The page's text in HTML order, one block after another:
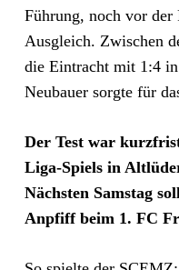
Führung, noch vor der
Ausgleich. Zwischen
die Eintracht mit 1:4
Neubauer sorgte für
Der Test war
Liga-Spiels in
Nächsten Samstag
Anpfiff beim 1. FC